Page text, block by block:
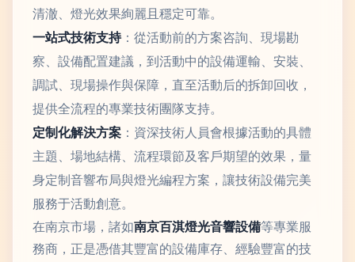
清澈、燈光效果絢麗且穩定可靠。
一站式技術支持：從活動前的方案咨詢、現場勘
察、設備配置建議，到活動中的設備運輸、安裝、
調試、現場操作與保障，直至活動后的拆卸回收，
提供全流程的專業技術團隊支持。
定制化解決方案 ：資深技術人員會根據活動的具體
主題、場地結構、流程環節及客戶期望的效果，量
身定制音響布局與燈光編程方案，讓技術設備完美
服務于活動創意。
在南京市場，諸如南京百淇燈光音響設備等專業服
務商，正是憑借其豐富的設備庫存、經驗豐富的技